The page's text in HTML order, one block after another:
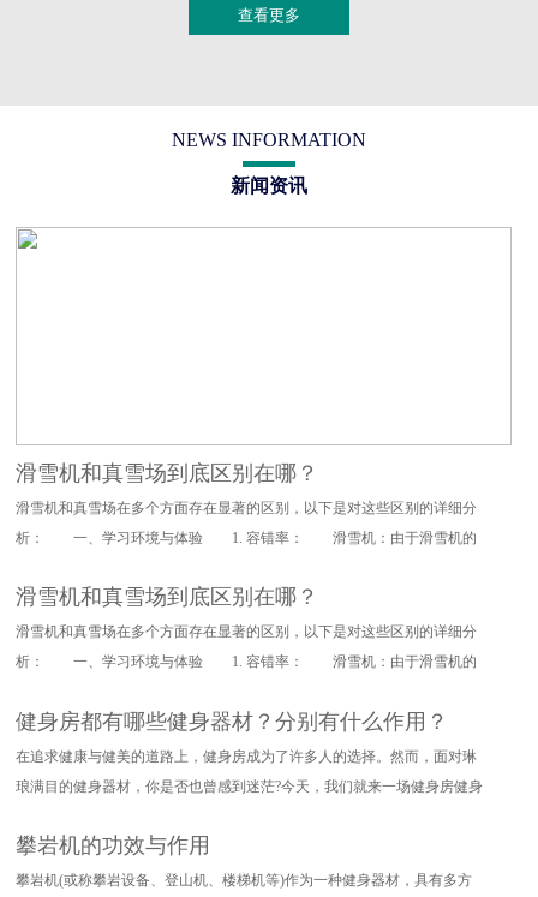
查看更多
NEWS INFORMATION
新闻资讯
滑雪机和真雪场到底区别在哪？
雪机和真雪场在多个方面存在显著的区别，以下是对这些区别的详细分
析： 一、学习环境与体验 1. 容错率： 滑雪机：由于滑雪机的
滑雪机和真雪场到底区别在哪？
雪机和真雪场在多个方面存在显著的区别，以下是对这些区别的详细分
析： 一、学习环境与体验 1. 容错率： 滑雪机：由于滑雪机的
健身房都有哪些健身器材？分别有什么作用？
追求健康与健美的道路上，健身房成为了许多人的选择。然而，面对琳
琅满目的健身器材，你是否也曾感到迷茫?今天，我们就来一场健身房健身
攀岩机的功效与作用
岩机(或称攀岩设备、登山机、楼梯机等)作为一种健身器材，具有多方